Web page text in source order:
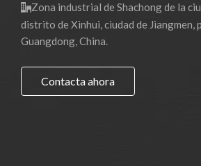
Zona industrial de Shachong de la
distrito de Xinhui, ciudad de Jiangmen,
Guangdong, China.
Contacta ahora